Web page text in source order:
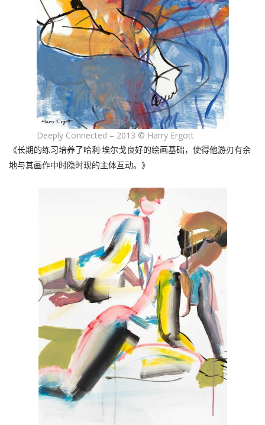
Deeply Connected – 2013 © Harry Ergott
《长期的练习培养了哈利·埃尔戈良好的绘画基础，使得他游刃有余
地与其画作中时隐时现的主体互动。》